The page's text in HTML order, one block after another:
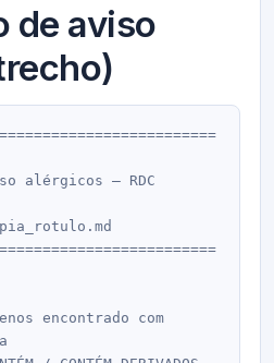
de aviso
alérgicos — RDC
encontrado com